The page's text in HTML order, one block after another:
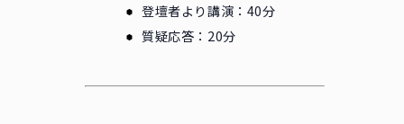
登壇者より講演：40分
質疑応答：20分